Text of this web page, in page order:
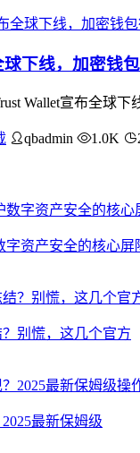
下线，加密钱
Wallet宣布全球
qbadmin 1.0K
字资产安全的核心屏
？别慌，这几个官方
最新保姆级